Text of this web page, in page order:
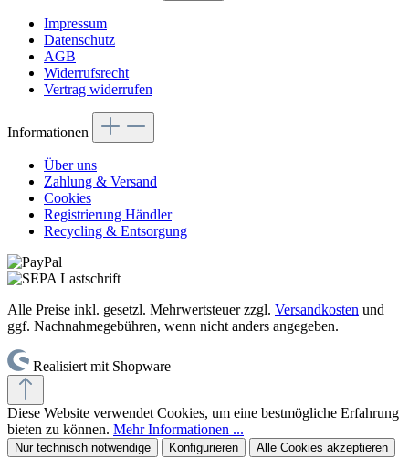
Impressum
Datenschutz
AGB
Widerrufsrecht
Vertrag widerrufen
Informationen
Über uns
Zahlung & Versand
Cookies
Registrierung Händler
Recycling & Entsorgung
Alle Preise inkl. gesetzl. Mehrwertsteuer zzgl. Versandkosten und
ggf. Nachnahmegebühren, wenn nicht anders angegeben.
Realisiert mit Shopware
Diese Website verwendet Cookies, um eine bestmögliche Erfahrung
bieten zu können. Mehr Informationen ...
Nur technisch notwendige Konfigurieren Alle Cookies akzeptieren